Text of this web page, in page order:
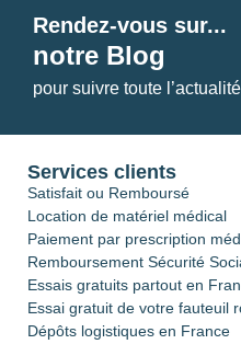
Rendez-vous sur...
notre Blog
pour suivre toute
Services clients
Satisfait ou Remboursé
Location de matériel médical
Paiement par prescription
Remboursement Sécurité
Essais gratuits partout en
Essai gratuit de votre fauteuil
Dépôts logistiques en France